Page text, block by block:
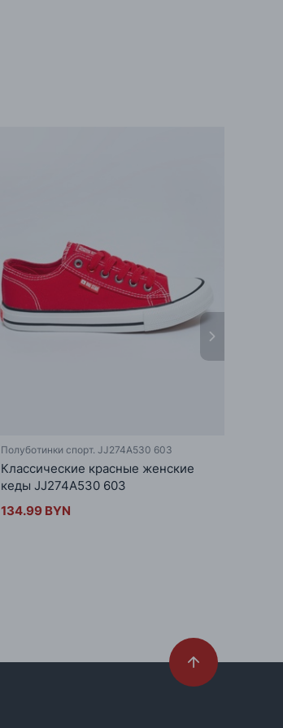
Полуботинки спорт. JJ274A530 603
Классические красные женские
кеды JJ274A530 603
134.99 BYN